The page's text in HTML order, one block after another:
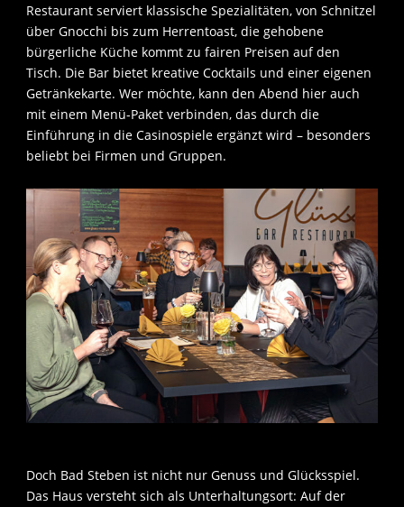
Restaurant serviert klassische Spezialitäten, von Schnitzel
über Gnocchi bis zum Herrentoast, die gehobene
bürgerliche Küche kommt zu fairen Preisen auf den
Tisch. Die Bar bietet kreative Cocktails und einer eigenen
Getränkekarte. Wer möchte, kann den Abend hier auch
mit einem Menü-Paket verbinden, das durch die
Einführung in die Casinospiele ergänzt wird – besonders
beliebt bei Firmen und Gruppen.
Doch Bad Steben ist nicht nur Genuss und Glücksspiel.
Das Haus versteht sich als Unterhaltungsort: Auf der